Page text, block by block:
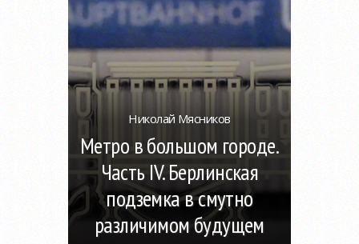
Николай Мясников
Метро в большом городе.
Часть IV. Берлинская
подземка в смутно
различимом будущем